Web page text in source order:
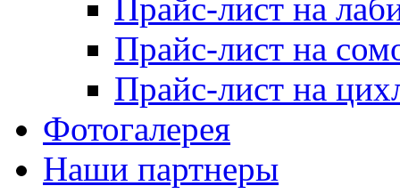
Прайс-лист на
Прайс-лист на
Прайс-лист на
Фотогалерея
Наши партнеры